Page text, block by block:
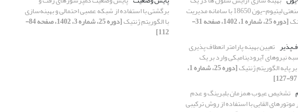
بسته باتری صنعتی لیتیوم-یون 18650 با سامانه مدیریت
[دوره 25، شماره 1، 1402، صفحه 31-
تعیین بهینه پارامتر انعطاف پذیری
نیروهای آیرودینامیکی وارد بر یک
پایه الگوریتم ژنتیک [دوره 25، شماره 1،
تشخیص عیوب همزمان بلبرینگ و عدم‌
القایی با استفاده از روش ترکیبی
برگشتی با استفاده از شبکه عصبی احتمالی و بهینه‌سازی
با الگوریتم ژنتیک [دوره 25، شماره 3، 1402، صفحه 84-
112]